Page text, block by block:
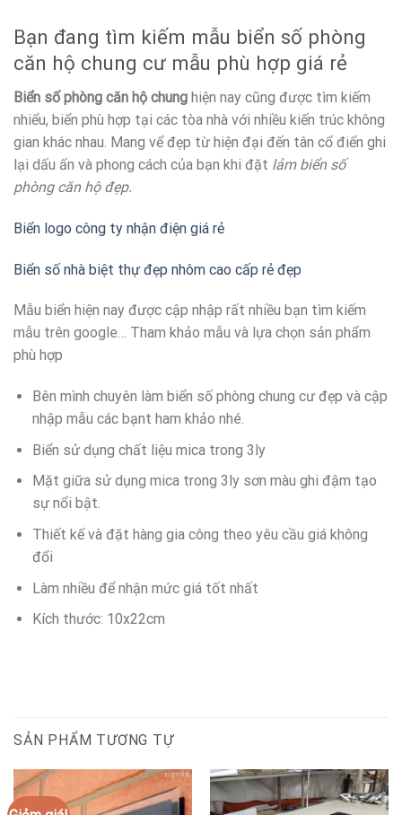
Bạn đang tìm kiếm mẫu biển số phòng
căn hộ chung cư mẫu phù hợp giá rẻ
Biển số phòng căn hộ chung hiện nay cũng được tìm kiếm
nhiểu, biển phù hợp tại các tòa nhà với nhiều kiến trúc không
gian khác nhau. Mang vể đẹp từ hiện đại đến tân cổ điển ghi
lại dấu ấn và phong cách của bạn khi đặt lảm biển số
phòng căn hộ đẹp.
Biển logo công ty nhận điện giá rẻ
Biển số nhà biệt thự đẹp nhôm cao cấp rẻ đẹp
Mẫu biển hiện nay được cập nhập rất nhiều bạn tìm kiếm
mẫu trên google… Tham khảo mẫu và lựa chọn sản phẩm
phù hợp
Bên mình chuyên làm biển số phòng chung cư đẹp và cập
nhập mẫu các bạnt ham khảo nhé.
Biển sử dụng chất liệu mica trong 3ly
Mặt giữa sử dụng mica trong 3ly sơn màu ghi đậm tạo
sự nổi bật.
Thiết kế và đặt hàng gia công theo yêu cầu giá không
đổi
Làm nhiều để nhận mức giá tốt nhất
Kích thước: 10x22cm
SẢN PHẨM TƯƠNG TỰ